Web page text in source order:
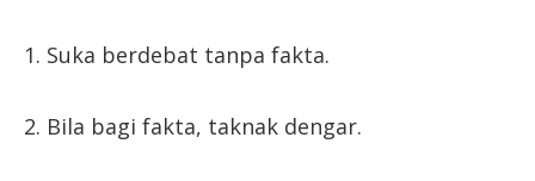
1. Suka berdebat tanpa fakta.
2. Bila bagi fakta, taknak dengar.